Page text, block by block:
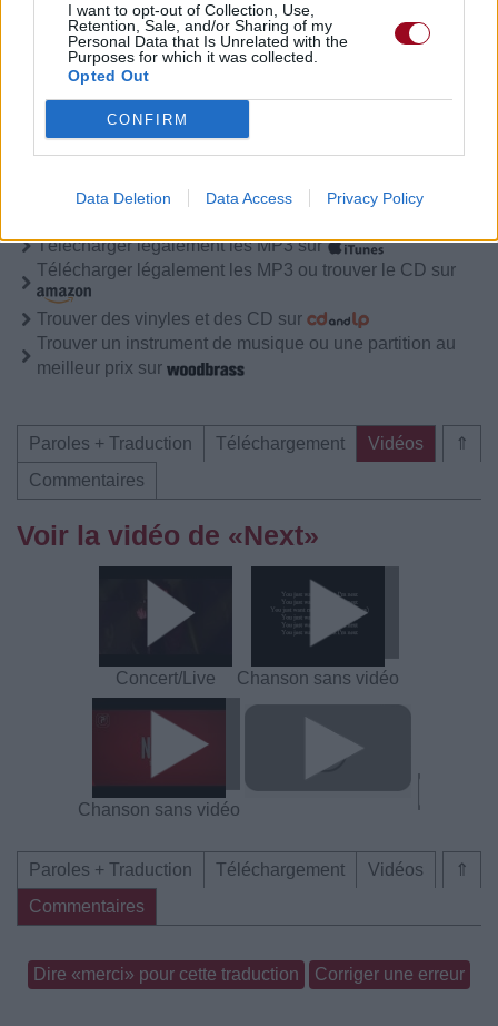
I want to opt-out of Collection, Use,
Retention, Sale, and/or Sharing of my
Personal Data that Is Unrelated with the
Purposes for which it was collected.
Opted Out
CONFIRM
Data Deletion Data Access Privacy Policy
Paroles + Traduction Téléchargement
Vidéos
Commentaires
Télécharger légalement les MP3 sur
Télécharger légalement les MP3 ou trouver le CD sur
Trouver des vinyles et des CD sur
Trouver un instrument de musique ou une partition au
meilleur prix sur
⇑
Paroles + Traduction Téléchargement
Vidéos
Commentaires
Voir la vidéo de «Next»
Concert/Live Chanson sans vidéo
Chanson sans vidéo
⇑
Paroles + Traduction Téléchargement
Vidéos
Commentaires
Dire «merci» pour cette traduction Corriger une erreur